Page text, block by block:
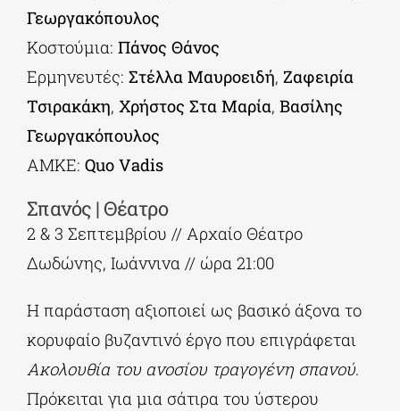
Γεωργακόπουλος
Κοστούμια: Πάνος Θάνος
Ερμηνευτές: Στέλλα Μαυροειδή, Ζαφειρία
Τσιρακάκη, Χρήστος Στα Μαρία, Βασίλης
Γεωργακόπουλος
ΑΜΚΕ: Quo Vadis
Σπανός | Θέατρο
2 & 3 Σεπτεμβρίου // Αρχαίο Θέατρο
Δωδώνης, Ιωάννινα // ώρα 21:00
Η παράσταση αξιοποιεί ως βασικό άξονα το
κορυφαίο βυζαντινό έργο που επιγράφεται
Ακολουθία του ανοσίου τραγογένη σπανού.
Πρόκειται για μια σάτιρα του ύστερου